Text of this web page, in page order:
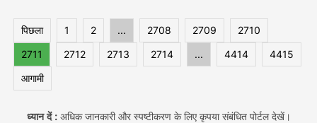
पिछला 1 2 ... 2708 2709
2710
2711
2712 2713 2714 ... 4414
4415
आगामी
ध्यान दें :अधिक जानकारी और स्पष्टीकरण के लिए कृपया संबंधित पोर्टल देखें।